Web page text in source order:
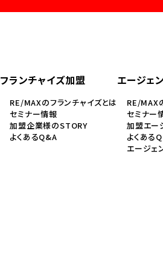
フランチャイズ加盟
RE/MAXのフランチャイズとは
セミナー情報
加盟企業様のSTORY
よくあるQ&A
エージェ
RE/MAX
セミナー
加盟エー
よくある
エージェ